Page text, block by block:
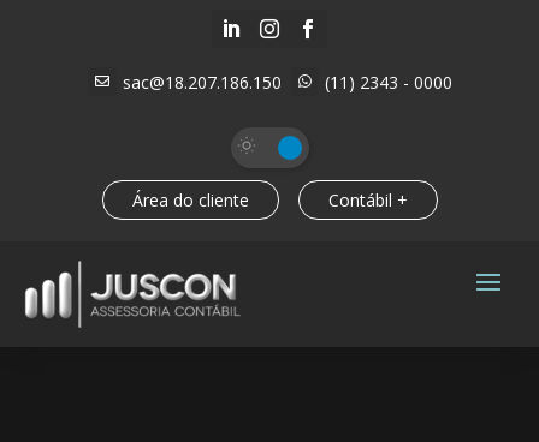
  
 sac@18.207.186.150  (11) 2343 - 0000
Área do cliente Contábil +